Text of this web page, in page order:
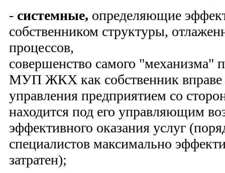
- системные, определяющие
собственником структуры,
процессов,
совершенство самого "механизма"
МУП ЖКХ как собственник вправе
управления предприятием со
находится под его управляющим
эффективного оказания услуг
специалистов максимально
затратен);